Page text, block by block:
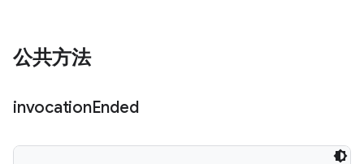
公共方法
invocationEnded